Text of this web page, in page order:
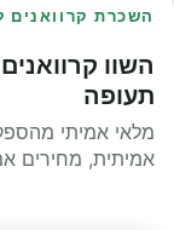
השכרת קרוואנים
השוו
תעופה
מלאי אמיתי
אמיתית, מחירים